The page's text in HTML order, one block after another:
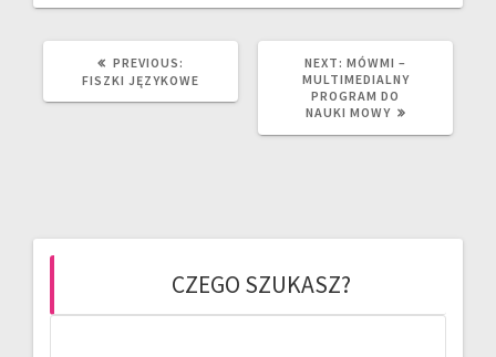
PREVIOUS:
POST:
FISZKI JĘZYKOWE
NEXT: NEXT
POST:
MÓWMI –
MULTIMEDIALNY
PROGRAM DO
NAUKI MOWY
CZEGO SZUKASZ?